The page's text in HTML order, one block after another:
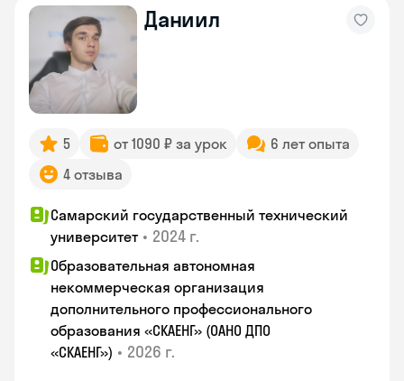
Даниил
5 от 1090 ₽ за урок
6 лет опыта
4 отзыва
Самарский государственный технический
университет • 2024 г.
Образовательная автономная
некоммерческая организация
дополнительного профессионального
образования «СКАЕНГ» (ОАНО ДПО
«СКАЕНГ») • 2026 г.